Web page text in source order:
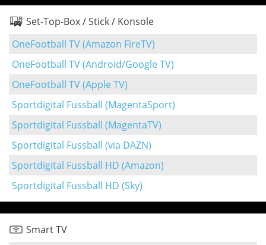
Set-Top-Box / Stick / Konsole
OneFootball TV (Amazon FireTV)
OneFootball TV (Android/Google TV)
OneFootball TV (Apple TV)
Sportdigital Fussball (MagentaSport)
Sportdigital Fussball (MagentaTV)
Sportdigital Fussball (via DAZN)
Sportdigital Fussball HD (Amazon)
Sportdigital Fussball HD (Sky)
Smart TV